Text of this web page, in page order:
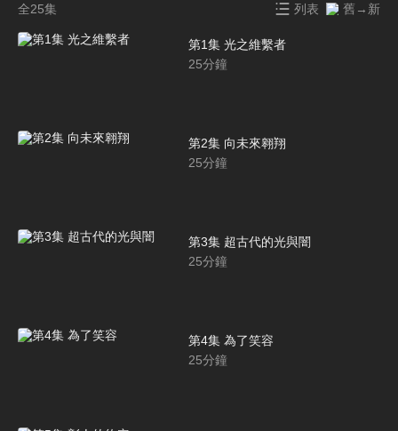
全25集 列表 舊→新
第1集 光之維繫者
25分鐘
第2集 向未來翱翔
25分鐘
第3集 超古代的光與闇
25分鐘
第4集 為了笑容
25分鐘